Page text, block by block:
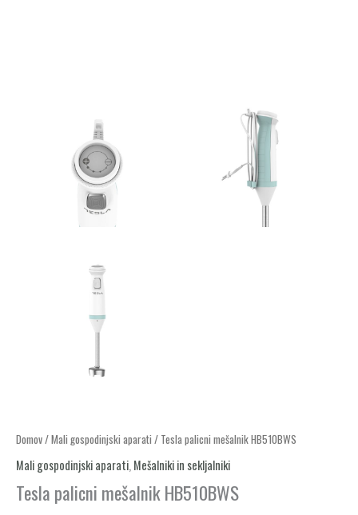
Domov/Mali gospodinjski aparati / Tesla palicni mešalnik HB510BWS
Mali gospodinjski aparati, Mešalniki in sekljalniki
Tesla palicni mešalnik HB510BWS